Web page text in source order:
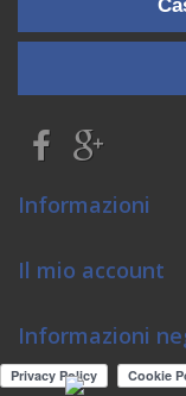
Informazioni
Il mio account
Informazioni